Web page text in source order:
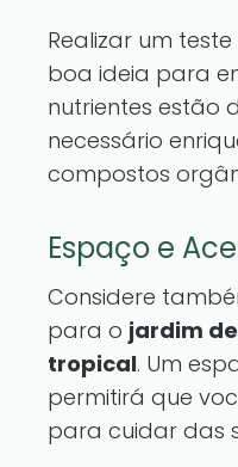
Realizar um
boa ideia para
nutrientes estão
necessário
compostos
Espaço e
Considere
para o jardim
tropical. Um
permitirá que
para cuidar das